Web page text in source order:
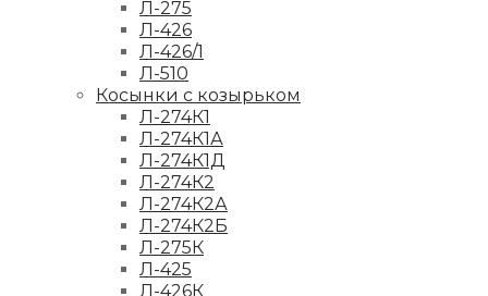
Л-275
Л-426
Л-426/1
Л-510
Косынки с козырьком
Л-274К1
Л-274К1А
Л-274К1Д
Л-274К2
Л-274К2А
Л-274К2Б
Л-275К
Л-425
Л-426К